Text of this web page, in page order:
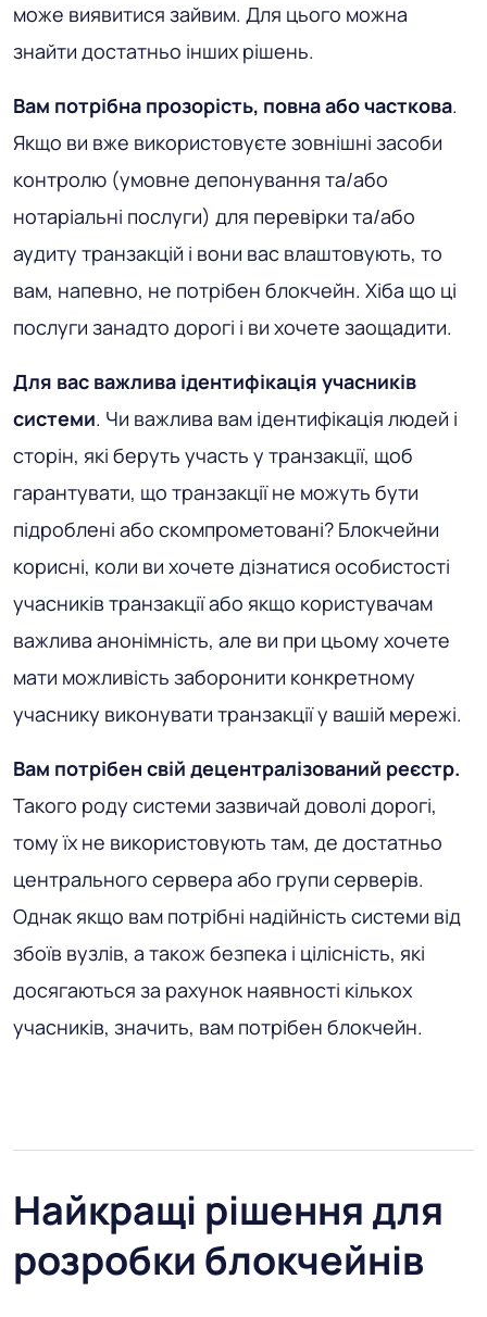
може виявитися зайвим. Для цього можна
знайти достатньо інших рішень.
Вам потрібна прозорість, повна або часткова.
Якщо ви вже використовуєте зовнішні засоби
контролю (умовне депонування та/або
нотаріальні послуги) для перевірки та/або
аудиту транзакцій і вони вас влаштовують, то
вам, напевно, не потрібен блокчейн. Хіба що ці
послуги занадто дорогі і ви хочете заощадити.
Для вас важлива ідентифікація учасників
системи. Чи важлива вам ідентифікація людей і
сторін, які беруть участь у транзакції, щоб
гарантувати, що транзакції не можуть бути
підроблені або скомпрометовані? Блокчейни
корисні, коли ви хочете дізнатися особистості
учасників транзакції або якщо користувачам
важлива анонімність, але ви при цьому хочете
мати можливість заборонити конкретному
учаснику виконувати транзакції у вашій мережі.
Вам потрібен свій децентралізований реєстр.
Такого роду системи зазвичай доволі дорогі,
тому їх не використовують там, де достатньо
центрального сервера або групи серверів.
Однак якщо вам потрібні надійність системи від
збоїв вузлів, а також безпека і цілісність, які
досягаються за рахунок наявності кількох
учасників, значить, вам потрібен блокчейн.
Найкращі рішення для
розробки блокчейнів